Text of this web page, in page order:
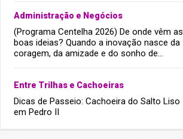
Administração e Negócios
(Programa Centelha 2026) De onde vêm as
boas ideias? Quando a inovação nasce da
coragem, da amizade e do sonho de
Entre Trilhas e Cachoeiras
Dicas de Passeio: Cachoeira do Salto Liso
em Pedro II